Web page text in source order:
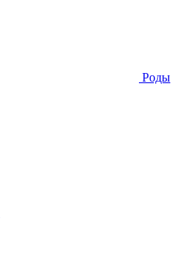
Роды